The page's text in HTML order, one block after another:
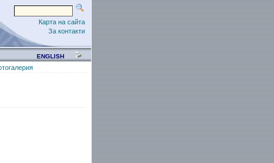
Карта на сайта
За контакти
ENGLISH